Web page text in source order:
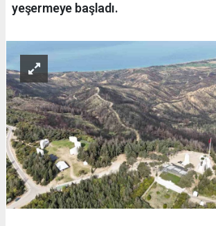
yeşermeye başladı.